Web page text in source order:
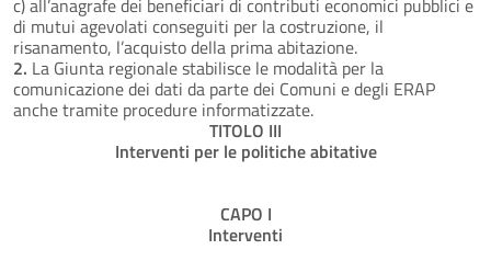
di mutui agevolati conseguiti per la costruzione, il
risanamento, l’acquisto della prima abitazione.
2. La Giunta regionale stabilisce le modalità per la
comunicazione dei dati da parte dei Comuni e degli ERAP
anche tramite procedure informatizzate.
TITOLO III
Interventi per le politiche abitative
CAPO I
Interventi